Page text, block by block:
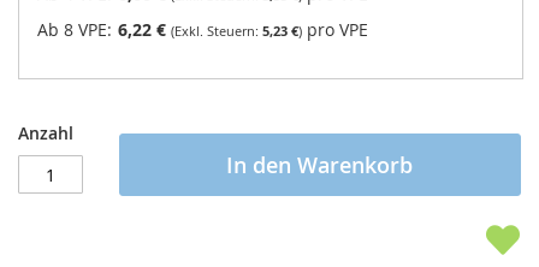
Ab 8 VPE: 6,22 € 5,23 € pro VPE
Anzahl
In den Warenkorb